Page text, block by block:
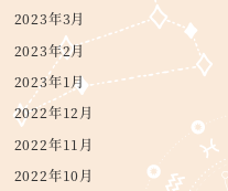
2023年3月
2023年2月
2023年1月
2022年12月
2022年11月
2022年10月